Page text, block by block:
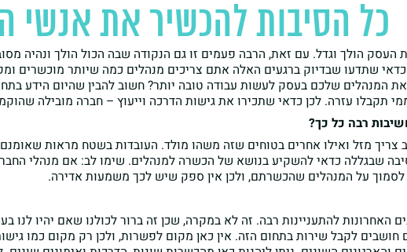
כל הסיבות להכשיר את אנשי
הולך וגדל. עם זאת, הרבה פעמים זו גם הנקודה שבה הכול הולך ונהיה
שתדעו שבדיוק ברגעים האלה אתם צריכים מנהלים כמה שיותר מוכשרים
המנהלים שלכם בעסק לעשות עבודה טובה יותר? חשוב להבין שהיום הידע
תקבלו עזרה. לכן כדאי שתכירו את גישות הדרכה וייעוץ – חברה מובילה
רבה כל כך?
צריך מזל ואילו אחרים בטוחים שזה משהו מולד. העובדות בשטח מראות
שבגללה כדאי להשקיע בנושא של הכשרה למנהלים. שימו לב: אם מנהלי
לסמוך על המנהלים שהכשרתם, ולכן אין ספק שיש לכך משמעות אדירה.
להתעניינות רבה. זה לא במקרה, שכן זה ברור לכולנו שאם יהיו לנו
לקבל שירות בתחום הזה. אין כאן מקום לפשרות, ולכן רק מקום כמו